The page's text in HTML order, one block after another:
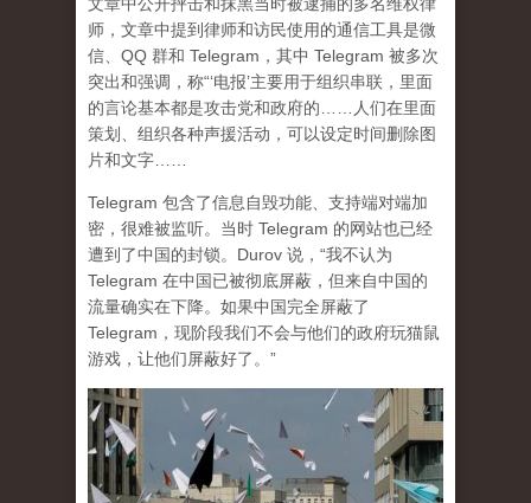
师，文章中提到律师和访民使用的通信工具是微
信、QQ 群和 Telegram，其中 Telegram 被多次
突出和强调，称“‘电报’主要用于组织串联，里面
的言论基本都是攻击党和政府的……人们在里面
策划、组织各种声援活动，可以设定时间删除图
片和文字……
Telegram 包含了信息自毁功能、支持端对端加
密，很难被监听。当时 Telegram 的网站也已经
遭到了中国的封锁。Durov 说，“我不认为
Telegram 在中国已被彻底屏蔽，但来自中国的
流量确实在下降。如果中国完全屏蔽了
Telegram，现阶段我们不会与他们的政府玩猫鼠
游戏，让他们屏蔽好了。”